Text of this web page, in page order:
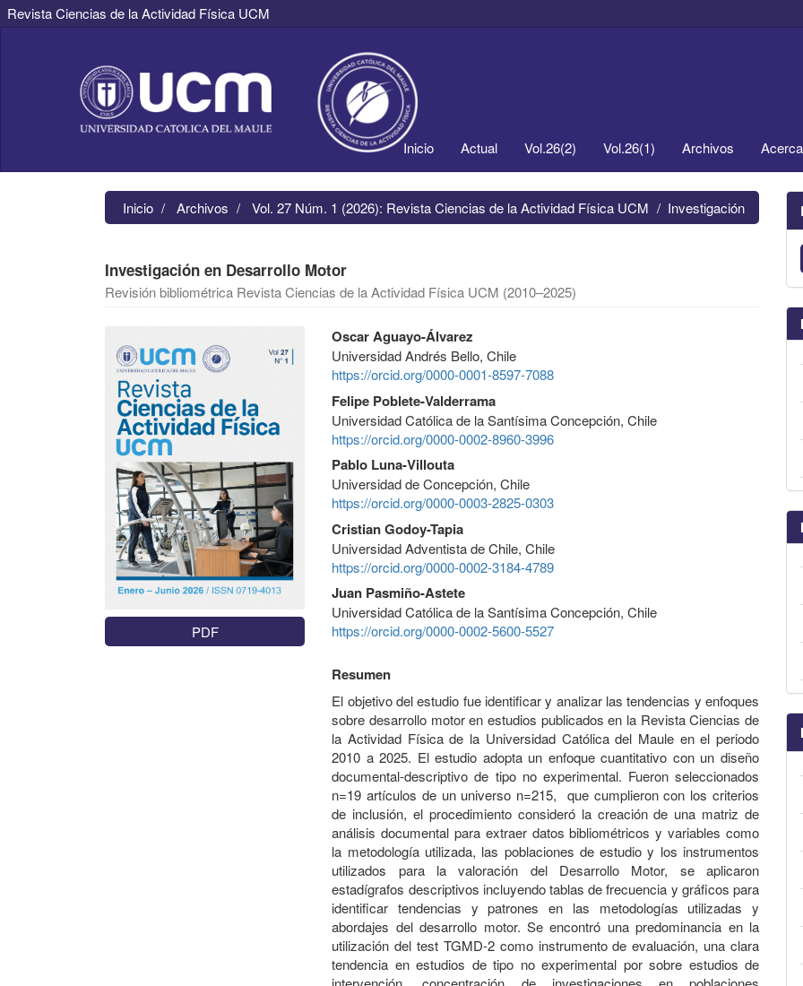
Revista Ciencias de la Actividad Física UCM
Contenido
principal
Inicio Actual Vol.26(2) Vol.26(1) Archivos
Inicio Archivos Vol. 27 Núm. 1 (2026): Revista Ciencias de la Actividad Física UCM Investigación
Investigación en Desarrollo Motor
Revisión bibliométrica Revista Ciencias de la Actividad Física UCM (2010–2025)
lateral
del
artículo
PDF
Contenido
principal
del
artículo
Oscar Aguayo-Álvarez
Universidad Andrés Bello, Chile
https://orcid.org/0000-0001-8597-7088
Felipe Poblete-Valderrama
Universidad Católica de la Santísima Concepción, Chile
https://orcid.org/0000-0002-8960-3996
Pablo Luna-Villouta
Universidad de Concepción, Chile
https://orcid.org/0000-0003-2825-0303
Cristian Godoy-Tapia
Universidad Adventista de Chile, Chile
https://orcid.org/0000-0002-3184-4789
Juan Pasmiño-Astete
Universidad Católica de la Santísima Concepción, Chile
https://orcid.org/0000-0002-5600-5527
Resumen
El objetivo del estudio fue identificar y analizar las tendencias y enfoques
sobre desarrollo motor en estudios publicados en la Revista Ciencias de
la Actividad Física de la Universidad Católica del Maule en el periodo
2010 a 2025. El estudio adopta un enfoque cuantitativo con un diseño
documental-descriptivo de tipo no experimental. Fueron seleccionados
n=19 artículos de un universo n=215, que cumplieron con los criterios
de inclusión, el procedimiento consideró la creación de una matriz de
análisis documental para extraer datos bibliométricos y variables como
la metodología utilizada, las poblaciones de estudio y los instrumentos
utilizados para la valoración del Desarrollo Motor, se aplicaron
estadígrafos descriptivos incluyendo tablas de frecuencia y gráficos para
identificar tendencias y patrones en las metodologías utilizadas y
abordajes del desarrollo motor. Se encontró una predominancia en la
utilización del test TGMD-2 como instrumento de evaluación, una clara
tendencia en estudios de tipo no experimental por sobre estudios de